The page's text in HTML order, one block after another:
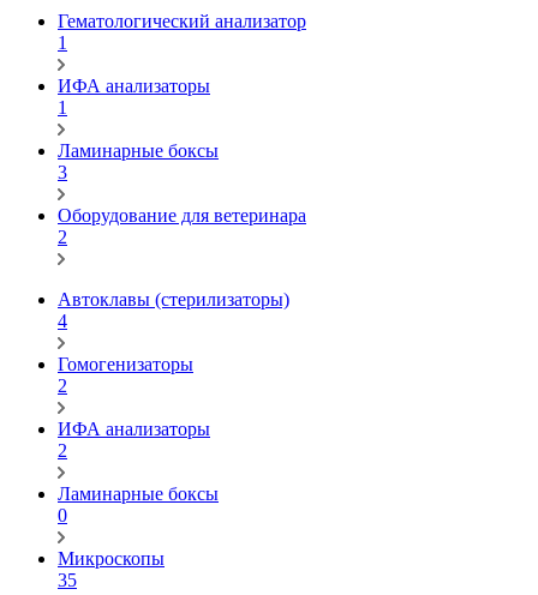
Гематологический анализатор
1
ИФА анализаторы
1
Ламинарные боксы
3
Оборудование для ветеринара
2
Автоклавы (стерилизаторы)
4
Гомогенизаторы
2
ИФА анализаторы
2
Ламинарные боксы
0
Микроскопы
35